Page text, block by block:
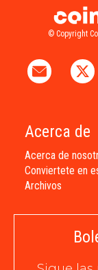
© Copyright
Acerca de
Acerca de
Conviertete en
Archivos